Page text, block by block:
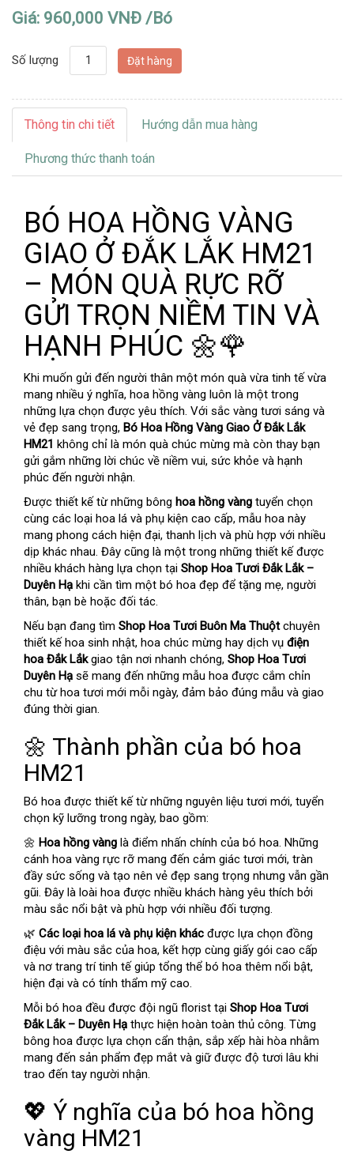
Giá: 960,000 VNĐ /Bó
Số lượng
Thông tin chi tiết Hướng dẫn mua hàng
Phương thức thanh toán
BÓ HOA HỒNG VÀNG
GIAO Ở ĐẮK LẮK HM21
– MÓN QUÀ RỰC RỠ
GỬI TRỌN NIỀM TIN VÀ
HẠNH PHÚC 🌼🌹
Khi muốn gửi đến người thân một món quà vừa tinh tế vừa
mang nhiều ý nghĩa, hoa hồng vàng luôn là một trong
những lựa chọn được yêu thích. Với sắc vàng tươi sáng và
vẻ đẹp sang trọng, Bó Hoa Hồng Vàng Giao Ở Đắk Lắk
HM21 không chỉ là món quà chúc mừng mà còn thay bạn
gửi gắm những lời chúc về niềm vui, sức khỏe và hạnh
phúc đến người nhận.
Được thiết kế từ những bông hoa hồng vàng tuyển chọn
cùng các loại hoa lá và phụ kiện cao cấp, mẫu hoa này
mang phong cách hiện đại, thanh lịch và phù hợp với nhiều
dịp khác nhau. Đây cũng là một trong những thiết kế được
nhiều khách hàng lựa chọn tại Shop Hoa Tươi Đắk Lắk –
Duyên Hạ khi cần tìm một bó hoa đẹp để tặng mẹ, người
thân, bạn bè hoặc đối tác.
Nếu bạn đang tìm Shop Hoa Tươi Buôn Ma Thuộtchuyên
thiết kế hoa sinh nhật, hoa chúc mừng hay dịch vụ điện
hoa Đắk Lắkgiao tận nơi nhanh chóng, Shop Hoa Tươi
Duyên Hạ sẽ mang đến những mẫu hoa được cắm chỉn
chu từ hoa tươi mới mỗi ngày, đảm bảo đúng mẫu và giao
đúng thời gian.
🌼 Thành phần của bó hoa
HM21
Bó hoa được thiết kế từ những nguyên liệu tươi mới, tuyển
chọn kỹ lưỡng trong ngày, bao gồm:
🌼 Hoa hồng vàng là điểm nhấn chính của bó hoa. Những
cánh hoa vàng rực rỡ mang đến cảm giác tươi mới, tràn
đầy sức sống và tạo nên vẻ đẹp sang trọng nhưng vẫn gần
gũi. Đây là loài hoa được nhiều khách hàng yêu thích bởi
màu sắc nổi bật và phù hợp với nhiều đối tượng.
🌿 Các loại hoa lá và phụ kiện khác được lựa chọn đồng
điệu với màu sắc của hoa, kết hợp cùng giấy gói cao cấp
và nơ trang trí tinh tế giúp tổng thể bó hoa thêm nổi bật,
hiện đại và có tính thẩm mỹ cao.
Mỗi bó hoa đều được đội ngũ florist tại Shop Hoa Tươi
Đắk Lắk – Duyên Hạ thực hiện hoàn toàn thủ công. Từng
bông hoa được lựa chọn cẩn thận, sắp xếp hài hòa nhằm
mang đến sản phẩm đẹp mắt và giữ được độ tươi lâu khi
trao đến tay người nhận.
💖 Ý nghĩa của bó hoa hồng
vàng HM21